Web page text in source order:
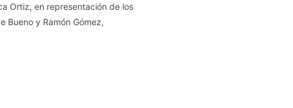
Ortiz, en representación de los
Bueno y Ramón Gómez,